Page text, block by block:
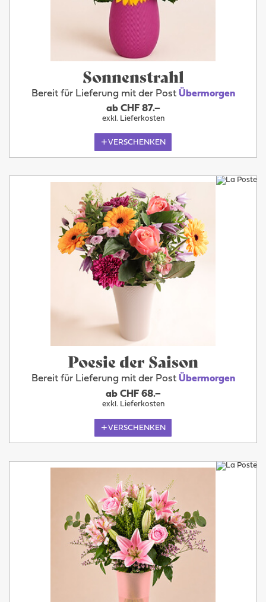
Sonnenstrahl
Bereit für Lieferung mit der Post Übermorgen
ab CHF 87.–
exkl. Lieferkosten
VERSCHENKEN
Poesie der Saison
Bereit für Lieferung mit der Post Übermorgen
ab CHF 68.–
exkl. Lieferkosten
VERSCHENKEN